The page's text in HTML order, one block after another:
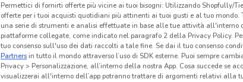
Permettici di fornirti offerte più vicine ai tuoi bisogni: Utilizzando Shopfully/
offerte per i tuoi acquisti quotidiani più attinenti ai tuoi gusti e al tuo mondo.
una serie di strumenti e analisi effettuate in base alle tue attività all'interno
piattaforme collegate, come indicato nel paragrafo 2 della Privacy Policy.
tuo consenso sull'uso dei dati raccolti a tale fine. Se dai il tuo consenso
Partnersin tutto il mondo attraverso l’uso di SDK esterne. Puoi sempre
Privacy > Personalizzazione, all’interno della nostra App. Cosa succede se
visualizzerai all'interno dell’app potranno trattare di argomenti relativi alla